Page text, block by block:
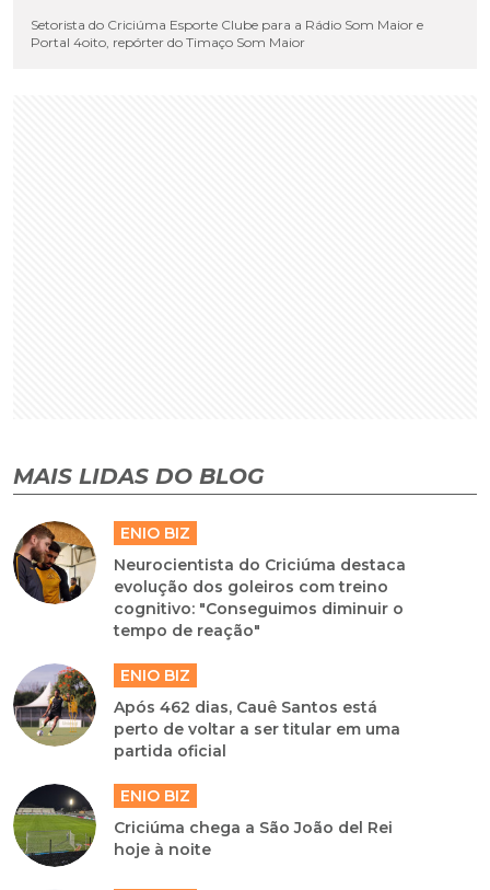
Setorista do Criciúma Esporte Clube para a Rádio Som Maior e
Portal 4oito, repórter do Timaço Som Maior
MAIS LIDAS DO BLOG
ENIO BIZ
Neurocientista do Criciúma destaca
evolução dos goleiros com treino
cognitivo: "Conseguimos diminuir o
tempo de reação"
ENIO BIZ
Após 462 dias, Cauê Santos está
perto de voltar a ser titular em uma
partida oficial
ENIO BIZ
Criciúma chega a São João del Rei
hoje à noite